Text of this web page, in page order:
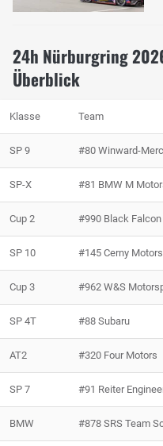
24h Nürburgring
Überblick
Klasse Team
SP 9 #80 Winward-
SP-X #81 BMW M
Cup 2 #990 Black Falcon
SP 10 #145 Cerny
Cup 3 #962 W&S
SP 4T #88 Subaru
AT2 #320 Four Motors
SP 7 #91 Reiter
BMW #878 SRS Team